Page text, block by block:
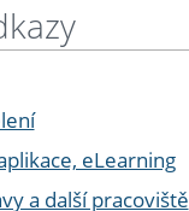
eLearning
a další pracoviště